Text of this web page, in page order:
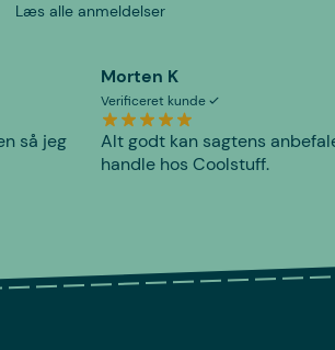
Læs alle anmeldelser
så jeg
Morten K
Verificeret kunde
Alt godt kan sagtens
handle hos Coolstuff.